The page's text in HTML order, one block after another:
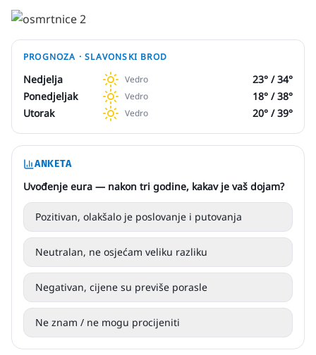
PROGNOZA ·SLAVONSKI BROD
Nedjelja Vedro 23° /34°
Ponedjeljak
Vedro 18° /38°
Utorak
Vedro 20° /39°
ANKETA
Uvođenje eura — nakon tri godine, kakav je vaš dojam?
Pozitivan, olakšalo je poslovanje i putovanja
Neutralan, ne osjećam veliku razliku
Negativan, cijene su previše porasle
Ne znam / ne mogu procijeniti